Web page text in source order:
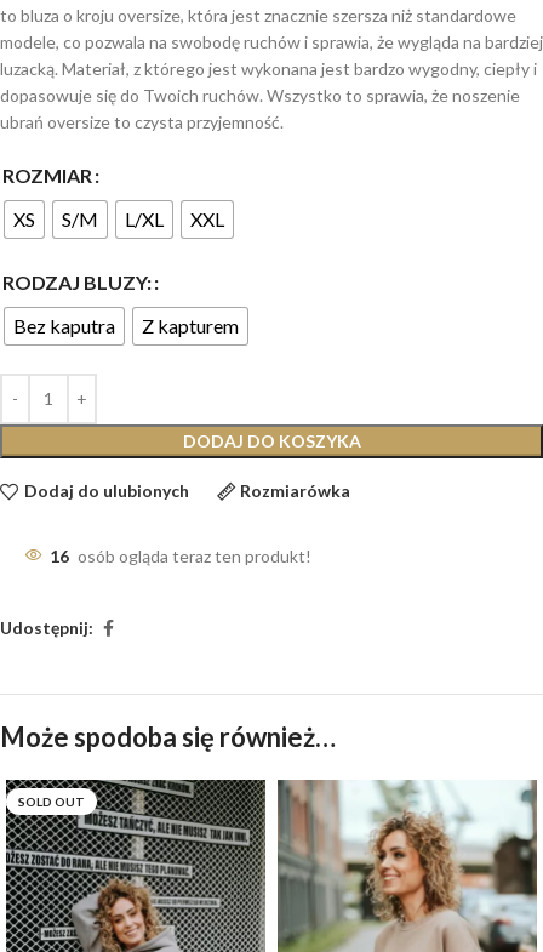
to bluza o kroju oversize, która jest znacznie szersza niż standardowe
modele, co pozwala na swobodę ruchów i sprawia, że wygląda na bardziej
luzacką. Materiał, z którego jest wykonana jest bardzo wygodny, ciepły i
dopasowuje się do Twoich ruchów. Wszystko to sprawia, że noszenie
ubrań oversize to czysta przyjemność.
ROZMIAR
XS
S/M L/XL XXL
RODZAJ BLUZY:
Bez kaputra
Z kapturem
DODAJ DO KOSZYKA
Dodaj do ulubionych Rozmiarówka
16 osób ogląda teraz ten produkt!
Udostępnij:
Może spodoba się również…
SOLD OUT